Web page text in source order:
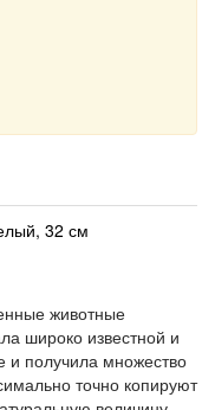
32 см
животные
широко известной и
и получила множество
точно копируют